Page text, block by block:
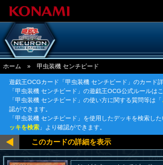
ホーム » 甲虫装機 センチピード
遊戯王OCGカード「甲虫装機 センチピード」のカード詳
「甲虫装機 センチピード」の遊戯王OCG公式ルールは
「甲虫装機 センチピード」の使い方に関する質問等は「
認ができます。
「甲虫装機 センチピード」を使用したデッキを検索し
ッキを検索 」より確認ができます。